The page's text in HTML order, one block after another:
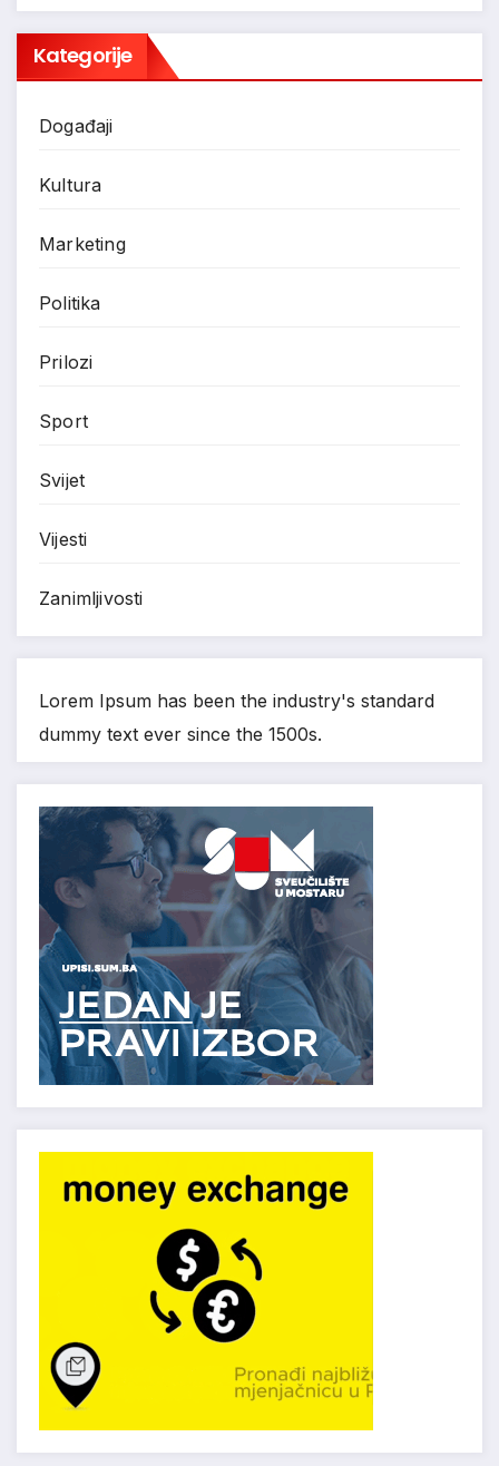
Kategorije
Događaji
Kultura
Marketing
Politika
Prilozi
Sport
Svijet
Vijesti
Zanimljivosti
Lorem Ipsum has been the industry's standard
dummy text ever since the 1500s.